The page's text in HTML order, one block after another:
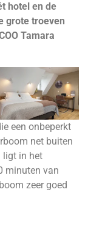
hotel en de
grote troeven
Tamara
een onbeperkt
net buiten
ligt in het
minuten van
zeer goed